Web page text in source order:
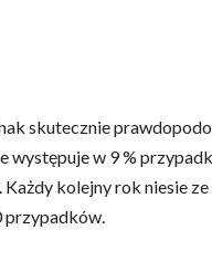
skutecznie
występuje w 9 %
kolejny rok niesie
przypadków.